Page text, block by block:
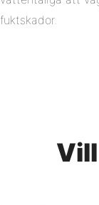
fuktskador.